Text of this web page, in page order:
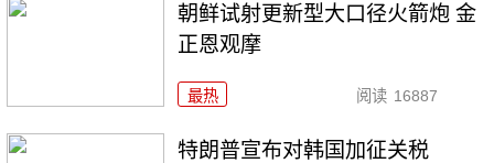
朝鲜试射更新型大口径火箭炮 金
正恩观摩
最热 阅读 16887
特朗普宣布对韩国加征关税